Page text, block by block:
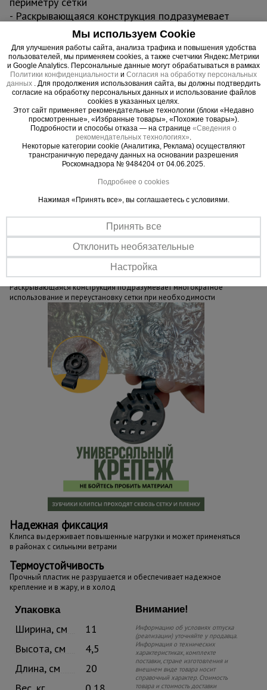
- Раскрывающаяся конструкция подразумевает
многократное использование и переустановку
- Простота и легкость в сборке без каких-либо
усилий
- Предотвращение разрыва и повреждения сетки
в местах крепления
- Можно использовать при любых погодных
условиях
- Качественный материал
Важные преимущества –
эффективная работа
Простая система крепления по типу защелки быстро фиксирует
сетку и не повреждает ее
Многоразовое использование
Раскрывающаяся конструкция подразумевает многократное
использование и переустановку сетки при необходимости
Надежная фиксация
Клипса выдерживает повышенные нагрузки и может применяться
в районах с сильными ветрами
Термоустойчивость
Прочный пластик не разрушается и обеспечивает надежное
крепление и в жару, и в холод
Упаковка
Ширина, см
11
Высота, см
4,5
Длина, см
20
Внимание!
Информацию об условиях отпуска
(реализации) уточняйте у продавца.
Информация о технических
характеристиках, комплекте
поставки, стране изготовления и
внешнем виде товара носит
справочный характер. Стоимость
товара и стоимость доставки
Мы используем Cookie
Для улучшения работы сайта, анализа трафика и повышения удобства
пользователей, мы применяем cookies, а также счетчики Яндекс.Метрики
и Google Analytics. Персональные данные могут обрабатываться в рамках
Политики конфиденциальности и Согласия на обработку персональных
данных
. Для продолжения использования сайта, вы должны подтвердить
согласие на обработку персональных данных и использование файлов
cookies в указанных целях.
Этот сайт применяет рекомендательные технологии (блоки «Недавно
просмотренные», «Избранные товары», «Похожие товары»).
Подробности и способы отказа — на странице «Сведения о
рекомендательных технологиях»
Некоторые категории cookie (Аналитика, Реклама) осуществляют
трансграничную передачу данных на основании разрешения
Роскомнадзора № 9484204 от 04.06.2025.
Подробнее о cookies
Нажимая «Принять все», вы соглашаетесь с условиями.
Принять все
Отклонить необязательные
Настройка